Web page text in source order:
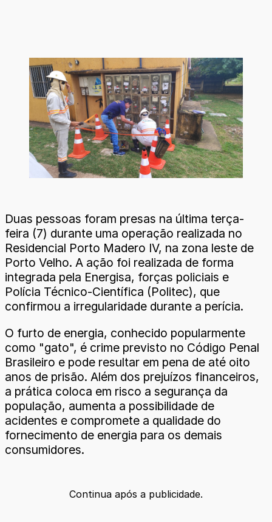
Duas pessoas foram presas na última terça-
feira (7) durante uma operação realizada no
Residencial Porto Madero IV, na zona leste de
Porto Velho. A ação foi realizada de forma
integrada pela Energisa, forças policiais e
Polícia Técnico-Científica (Politec), que
confirmou a irregularidade durante a perícia.
O furto de energia, conhecido popularmente
como "gato", é crime previsto no Código Penal
Brasileiro e pode resultar em pena de até oito
anos de prisão. Além dos prejuízos financeiros,
a prática coloca em risco a segurança da
população, aumenta a possibilidade de
acidentes e compromete a qualidade do
fornecimento de energia para os demais
consumidores.
Continua após a publicidade.